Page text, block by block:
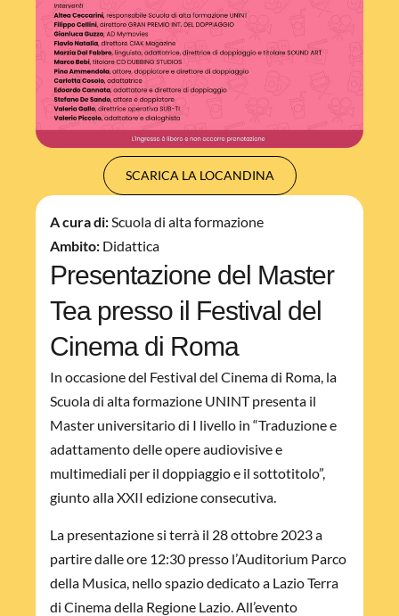
SCARICA LA LOCANDINA
A cura di:Scuola di alta formazione
Ambito: Didattica
Presentazione del Master
Tea presso il Festival del
Cinema di Roma
In occasione del Festival del Cinema di Roma, la
Scuola di alta formazione UNINT presenta il
Master universitario di I livello in “Traduzione e
adattamento delle opere audiovisive e
multimediali per il doppiaggio e il sottotitolo”,
giunto alla XXII edizione consecutiva.
La presentazione si terrà il 28 ottobre 2023 a
partire dalle ore 12:30 presso l’Auditorium Parco
della Musica, nello spazio dedicato a Lazio Terra
di Cinema della Regione Lazio. All’evento